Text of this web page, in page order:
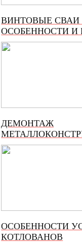
ВИНТОВЫЕ СВАИ
ОСОБЕННОСТИ И
ДЕМОНТАЖ
ОСОБЕННОСТИ
КОТЛОВАНОВ